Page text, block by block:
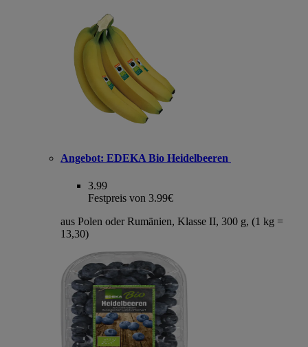
Angebot: EDEKA Bio Heidelbeeren
3.99
Festpreis von 3.99€
aus Polen oder Rumänien, Klasse II, 300 g, (1 kg =
13,30)